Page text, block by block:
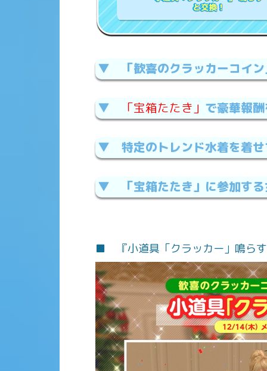
▼ 「歓喜のクラッカーコイン
▼ 「宝箱たたき」 で豪華報
▼ 特定のトレンド水着を着せ
▼ 「宝箱たたき」に参加する
■ 『小道具「クラッカー」鳴ら